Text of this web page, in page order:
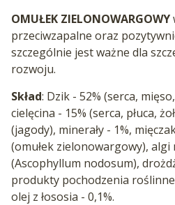
OMUŁEK ZIELONOWARGOWY
przeciwzapalne oraz
szczególnie jest ważne dla
rozwoju.
Skład: Dzik - 52% (serca,
cielęcina - 15% (serca, płuca,
(jagody), minerały - 1%,
(omułek zielonowargowy), algi
(Ascophyllum nodosum),
produkty pochodzenia
olej z łososia - 0,1%.